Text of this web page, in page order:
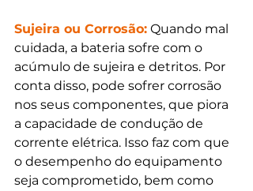
Sujeira ou Corrosão: Quando mal
cuidada, a bateria sofre com o
acúmulo de sujeira e detritos. Por
conta disso, pode sofrer corrosão
nos seus componentes, que piora
a capacidade de condução de
corrente elétrica. Isso faz com que
o desempenho do equipamento
seja comprometido, bem como